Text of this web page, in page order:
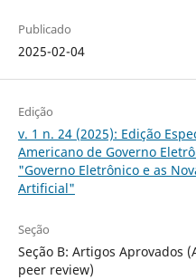
Publicado
2025-02-04
Edição
v. 1 n. 24 (2025): Edição
Americano de Governo
"Governo Eletrônico e as
Artificial"
Seção
Seção B: Artigos Aprovados
peer review)